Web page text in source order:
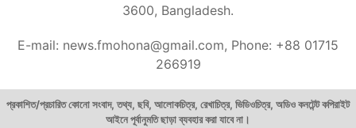
3600, Bangladesh.
E-mail: news.fmohona@gmail.com, Phone: +88 01715
266919
প্রকাশিত/প্রচারিত কোনো সংবাদ, তথ্য, ছবি, আলোকচিত্র, রেখাচিত্র, ভিডিওচিত্র, অডিও কনটেন্ট কপিরাইট
আইনে পূর্বানুমতি ছাড়া ব্যবহার করা যাবে না।